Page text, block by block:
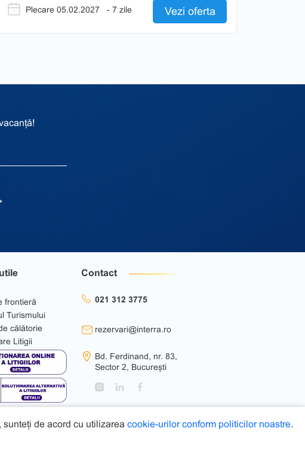
Plecare 05.02.2027 - 7 zile Vezi oferta
frontieră
Turismului
călătorie
Litigii
Contact
021 312 3775
rezervari@interra.ro
Bd. Ferdinand, nr. 83,
Sector 2, București
de acord cu utilizarea cookie-urilor conform politicilor noastre.